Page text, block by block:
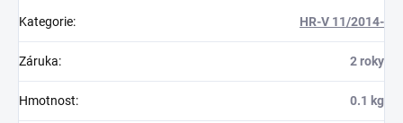
Kategorie: HR-V 11/2014-
Záruka: 2 roky
Hmotnost: 0.1 kg